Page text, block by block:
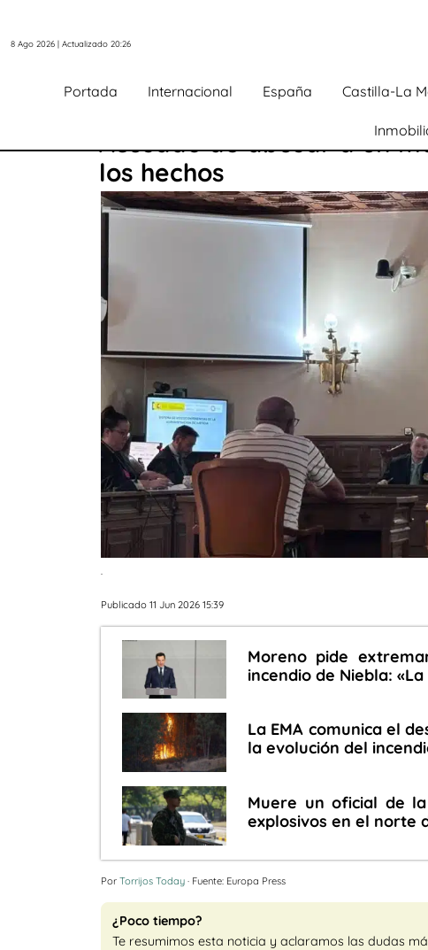
8 Ago 2026 | Actualizado 20:26
Portada Internacional España Castilla-La
Acusado de abusar a un
los hechos
.
Publicado 11 Jun 2026 15:39
Moreno pide
incendio de Niebla:
La EMA comunica el
la evolución del
Muere un oficial de
explosivos en el norte
Por Torrijos Today · Fuente: Europa Press
¿Poco tiempo?
Te resumimos esta noticia y aclaramos las dudas